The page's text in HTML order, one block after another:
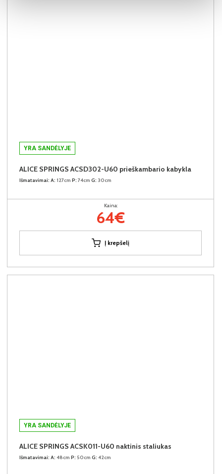
YRA SANDĖLYJE
ALICE SPRINGS ACSD302-U60 prieškambario kabykla
Išmatavimai: A: 127cm P: 74cm G: 30cm
Kaina:
64€
Į krepšelį
YRA SANDĖLYJE
ALICE SPRINGS ACSK011-U60 naktinis staliukas
Išmatavimai: A: 48cm P: 50cm G: 42cm